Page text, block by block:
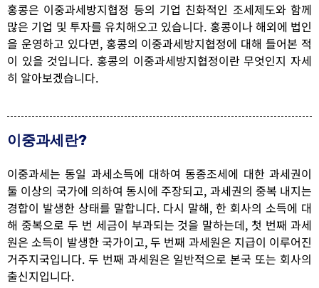
홍콩은 이중과세방지협정 등의 기업 친화적인 조세제도와 함께
많은 기업 및 투자를 유치해오고 있습니다. 홍콩이나 해외에 법인
을 운영하고 있다면, 홍콩의 이중과세방지협정에 대해 들어본 적
이 있을 것입니다. 홍콩의 이중과세방지협정이란 무엇인지 자세
히 알아보겠습니다.
이중과세란?
이중과세는 동일 과세소득에 대하여 동종조세에 대한 과세권이
둘 이상의 국가에 의하여 동시에 주장되고, 과세권의 중복 내지는
경합이 발생한 상태를 말합니다. 다시 말해, 한 회사의 소득에 대
해 중복으로 두 번 세금이 부과되는 것을 말하는데, 첫 번째 과세
원은 소득이 발생한 국가이고, 두 번째 과세원은 지급이 이루어진
거주지국입니다. 두 번째 과세원은 일반적으로 본국 또는 회사의
출신지입니다.